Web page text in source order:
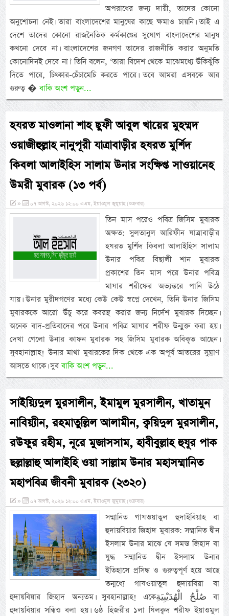
অপরাধের জন্য দায়ী, তাদের কোনো
অনুশোচনা নেই। তারা বাংলাদেশের মানুষের কাছে ক্ষমাও চায়নি। তাই এ
দেশে তাদের কোনো রাজনৈতিক কর্মকাণ্ডের সুযোগ বাংলাদেশের মানুষ
কখনো দেবে না। বাংলাদেশের জনগণ তাদের রাজনীতি করার অনুমতি
কোনোদিনই দেবে না।’ তিনি বলেন, ‘তারা বিদেশ থেকে মাঝেমধ্যে উঁকিঝুঁকি
দিতে পারে, চিৎকার-চেঁচামেচি করতে পারে। তবে আমরা এসবকে আর
গুরুত্ব �বাকি অংশ পড়ুন...
হযরত মাওলানা শাহ ছুফী আবুল খায়ের মুহম্মদ
ওয়াজীহুল্লাহ নানুপূরী যাত্রাবাড়ীর হযরত মুর্শিদ
কিবলা আলাইহিস সালাম উনার সংক্ষিপ্ত সাওয়ানেহ
উমরী মুবারক (১৩ পর্ব)
» ০৭ আগস্ট, ২০২৬ ১২:০০ এএম, ইয়াওমুল জুমুয়াহ (শুক্রবার)
তিন মাস পরেও পবিত্র জিসিম মুবারক
অক্ষত: সুলতানুল আরিফীন যাত্রাবাড়ীর
হযরত মুর্শিদ কিবলা আলাইহিস সালাম
উনার পবিত্র বিছালী শান মুবারক
প্রকাশের তিন মাস পরে উনার পবিত্র
মাযার শরীফের অভ্যন্তরে পানি উঠে
যায়। উনার মুরীদগণের মধ্যে কেউ কেউ স্বপ্নে দেখেন, তিনি উনার জিসিম
মুবারককে আরো উঁচু করে কবরস্থ করার জন্য নির্দেশ মুবারক দিচ্ছেন।
অনেক বাদ-প্রতিবাদের পরে উনার পবিত্র মাযার শরীফ উন্মুক্ত করা হয়।
দেখা গেলো উনার কাফন মুবারক সহ জিসিম মুবারক অবিকৃত আছেন।
সুবহানাল্লাহ! উনার মাথা মুবারকের দিক থেকে এক অপূর্ব আতরের সুঘ্রাণ
আসতে থাকে। সুববাকি অংশ পড়ুন...
সাইয়্যিদুল মুরসালীন, ইমামুল মুরসালীন, খাতামুন
নাবিয়্যীন, রহমাতুল্লিল আলামীন, ক্বয়িদুল মুরসালীন,
রউফুর রহীম, নূরে মুজাসসাম, হাবীবুল্লাহ হুযূর পাক
ছল্লাল্লাহু আলাইহি ওয়া সাল্লাম উনার মহাসম্মানিত
মহাপবিত্র জীবনী মুবারক (২৩২০)
» ০৭ আগস্ট, ২০২৬ ১২:০০ এএম, ইয়াওমুল জুমুয়াহ (শুক্রবার)
সম্মানিত গাযওয়াতুল হুদাইবিয়াহ বা
হুদায়বিয়ার জিহাদ মুবারক: সম্মানিত দ্বীন
ইসলাম উনার মাঝে যে সমস্ত জিহাদ বা
যুদ্ধ সম্মানিত দ্বীন ইসলাম উনার
ইতিহাসে প্রসিদ্ধ ও গুরুত্বপূর্ণ হয়ে আছে
তন্মধ্যে গাযওয়াতুল হুদায়বিয়া বা
হুদায়বিয়ার জিহাদ অন্যতম। সুবহানাল্লাহ! একেصُلْحُ الْهُدَيْبِيَةِ বা
হুদায়বিয়ার সন্ধিও বলা হয়। ৬ষ্ঠ হিজরীর ১লা যিলক্বদ শরীফ ইয়াওমুল